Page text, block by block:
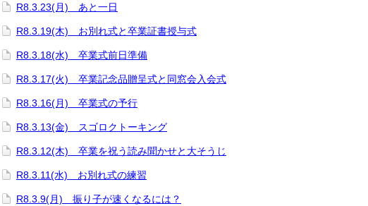
R8.3.23(月) あと一日
R8.3.19(木) お別れ式と卒業証書授与式
R8.3.18(水) 卒業式前日準備
R8.3.17(火) 卒業記念品贈呈式と同窓会入会式
R8.3.16(月) 卒業式の予行
R8.3.13(金) スゴロクトーキング
R8.3.12(木) 卒業を祝う読み聞かせと大そうじ
R8.3.11(水) お別れ式の練習
R8.3.9(月) 振り子が速くなるには？